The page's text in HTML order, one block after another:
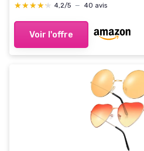
★★★★★
★★★★★ 4,2/5 — 40 avis
Voir l'offre